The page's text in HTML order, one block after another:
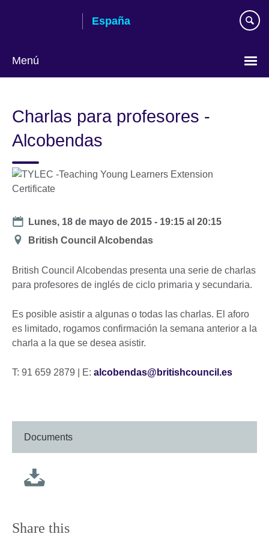
España
Menú
Charlas para profesores -
Alcobendas
Date
Lunes, 18 de mayo de 2015 - 19:15 al20:15
Ubicación
British Council Alcobendas
British Council Alcobendas presenta una serie de charlas
para profesores de inglés de ciclo primaria y secundaria.
Es posible asistir a algunas o todas las charlas. El aforo
es limitado, rogamos confirmación la semana anterior a la
charla a la que se desea asistir.
T: 91 659 2879 | E: alcobendas@britishcouncil.es
Documents
Share this